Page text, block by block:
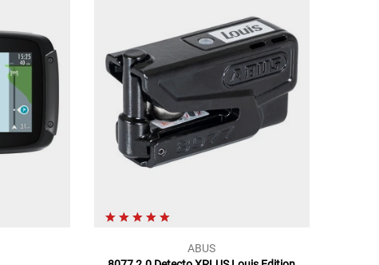
ABUS